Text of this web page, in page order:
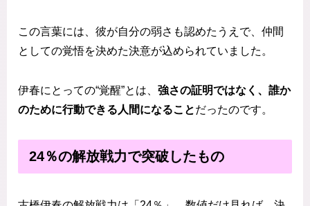
この言葉には、彼が自分の弱さも認めたうえで、仲間
としての覚悟を決めた決意が込められていました。
伊春にとっての“覚醒”とは、 強さの証明ではなく、誰か
のために行動できる人間になることだったのです。
24％の解放戦力で突破したもの